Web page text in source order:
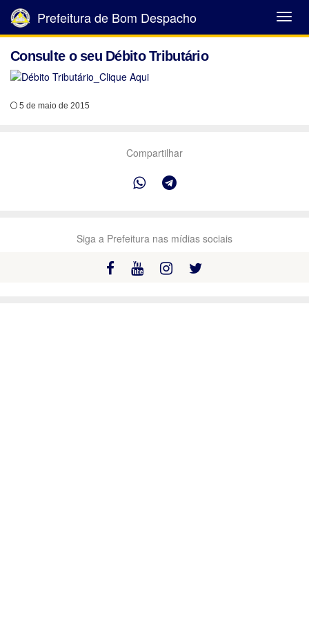
Abrir
Menu
Prefeitura de Bom Despacho
Consulte o seu Débito Tributário
5 de maio de 2015
Compartilhar
Siga a Prefeitura nas mídias sociais